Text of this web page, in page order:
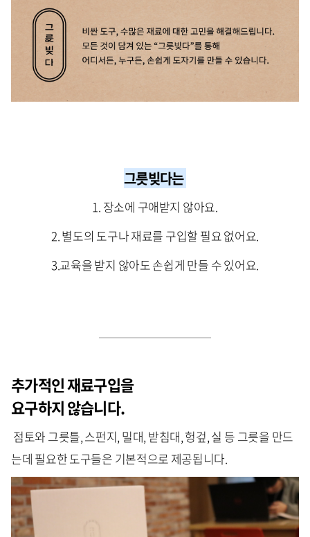
그릇빚다는
1. 장소에 구애받지 않아요.
2. 별도의 도구나 재료를 구입할 필요 없어요.
3.교육을 받지 않아도 손쉽게 만들 수 있어요.
추가적인 재료구입을
요구하지 않습니다.
점토와 그릇틀, 스펀지, 밀대, 받침대, 헝겊, 실 등 그릇을 만드
는데 필요한 도구들은 기본적으로 제공됩니다.